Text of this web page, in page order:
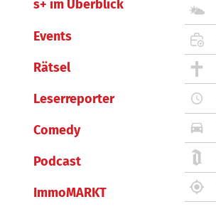
s+ im Überblick
Events
Rätsel
Leserreporter
Comedy
Podcast
ImmoMARKT